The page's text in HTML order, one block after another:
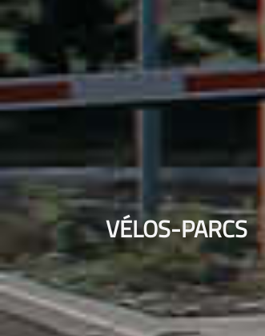
VÉLOS-PARCS